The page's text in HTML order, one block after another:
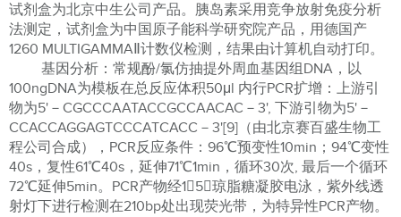
试剂盒为北京中生公司产品。胰岛素采用竞争放射免疫分析
法测定，试剂盒为中国原子能科学研究院产品，用德国产
1260 MULTIGAMMAⅡ计数仪检测，结果由计算机自动打印。
基因分析：常规酚/氯仿抽提外周血基因组DNA，以
100ngDNA为模板在总反应体积50μl 内行PCR扩增：上游引
物为5'－CGCCCAATACCGCCAACAC－3', 下游引物为5'－
CCACCAGGAGTCCCATCACC－3'[9]（由北京赛百盛生物工
程公司合成），PCR反应条件：96℃预变性10min；94℃变性
40s，复性61℃40s，延伸71℃1min，循环30次, 最后一个循环
72℃延伸5min。PCR产物经15％琼脂糖凝胶电泳，紫外线透
射灯下进行检测在210bp处出现荧光带，为特异性PCR产物。